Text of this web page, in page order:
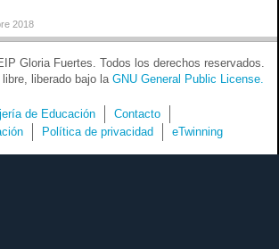
2018
Gloria Fuertes. Todos los derechos reservados.
liberado bajo la GNU General Public License.
de Educación
Contacto
Política de privacidad eTwinning